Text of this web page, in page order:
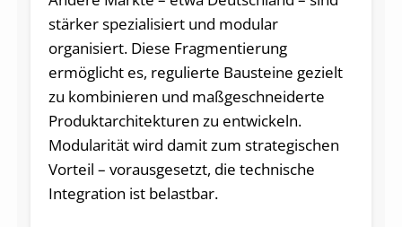
stärker spezialisiert und modular
organisiert. Diese Fragmentierung
ermöglicht es, regulierte Bausteine gezielt
zu kombinieren und maßgeschneiderte
Produktarchitekturen zu entwickeln.
Modularität wird damit zum strategischen
Vorteil – vorausgesetzt, die technische
Integration ist belastbar.